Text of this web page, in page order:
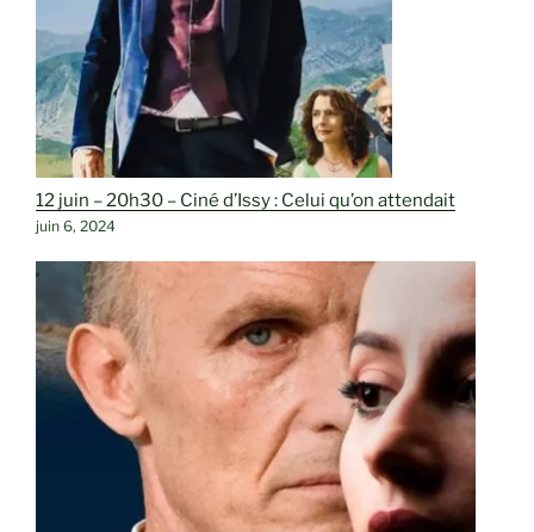
12 juin – 20h30 – Ciné d’Issy : Celui qu’on attendait
juin 6, 2024